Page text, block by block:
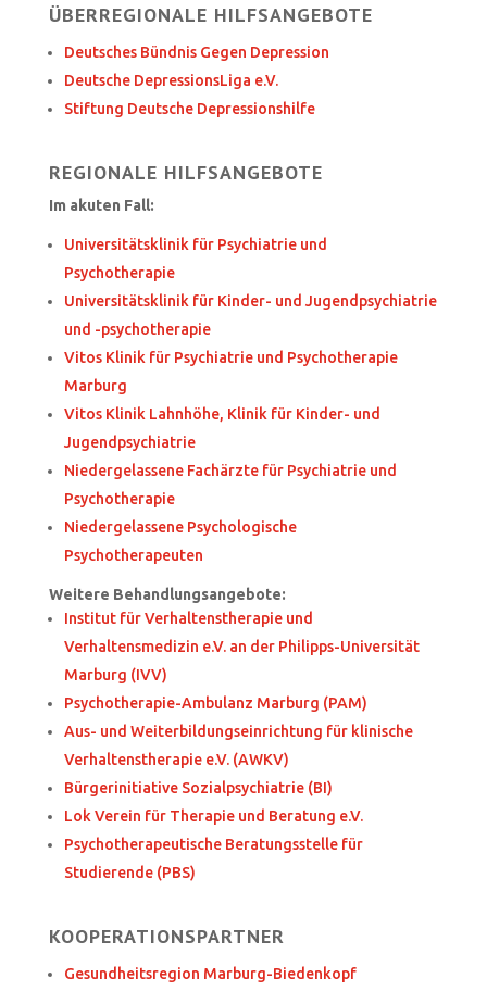
ÜBERREGIONALE HILFSANGEBOTE
Deutsches Bündnis Gegen Depression
Deutsche DepressionsLiga e.V.
Stiftung Deutsche Depressionshilfe
REGIONALE HILFSANGEBOTE
Im akuten Fall:
Universitätsklinik für Psychiatrie und
Psychotherapie
Universitätsklinik für Kinder- und Jugendpsychiatrie
und -psychotherapie
Vitos Klinik für Psychiatrie und Psychotherapie
Marburg
Vitos Klinik Lahnhöhe, Klinik für Kinder- und
Jugendpsychiatrie
Niedergelassene Fachärzte für Psychiatrie und
Psychotherapie
Niedergelassene Psychologische
Psychotherapeuten
Weitere Behandlungsangebote:
Institut für Verhaltenstherapie und
Verhaltensmedizin e.V. an der Philipps-Universität
Marburg (IVV)
Psychotherapie-Ambulanz Marburg (PAM)
Aus- und Weiterbildungseinrichtung für klinische
Verhaltenstherapie e.V. (AWKV)
Bürgerinitiative Sozialpsychiatrie (BI)
Lok Verein für Therapie und Beratung e.V.
Psychotherapeutische Beratungsstelle für
Studierende (PBS)
KOOPERATIONSPARTNER
Gesundheitsregion Marburg-Biedenkopf